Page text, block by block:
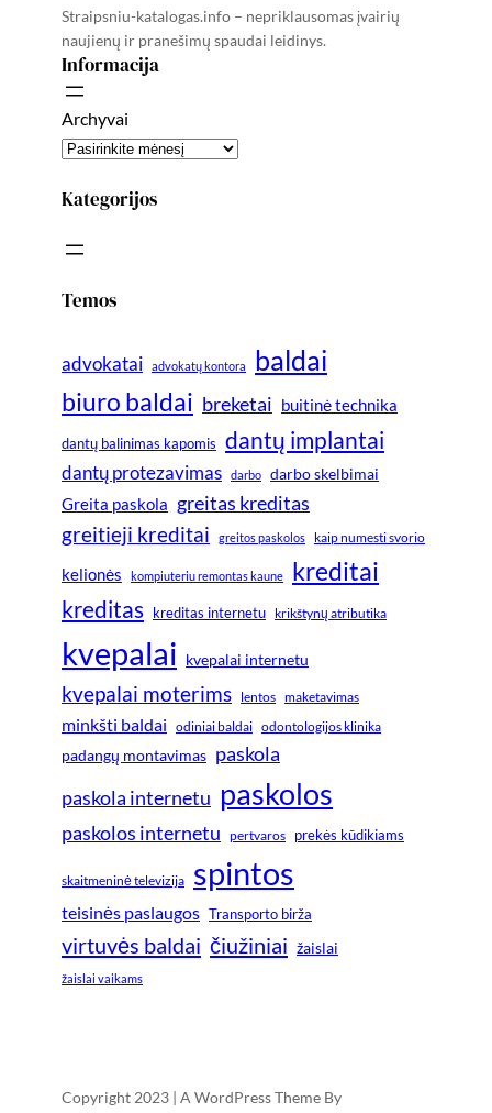
Straipsniu-katalogas.info – nepriklausomas įvairių
naujienų ir pranešimų spaudai leidinys.
Informacija
Archyvai
Kategorijos
Temos
advokatai advokatų kontora baldai
biuro baldai breketai buitinė technika
dantų balinimas kapomis dantų implantai
dantų protezavimas darbo darbo skelbimai
Greita paskola greitas kreditas
greitieji kreditai greitos paskolos kaip numesti svorio
kelionės kompiuteriu remontas kaune kreditai
kreditas kreditas internetu krikštynų atributika
kvepalai kvepalai internetu
kvepalai moterims lentos maketavimas
minkšti baldai odiniai baldai odontologijos klinika
padangų montavimas paskola
paskola internetu paskolos
paskolos internetu pertvaros prekės kūdikiams
skaitmeninė televizija spintos
teisinės paslaugos Transporto birža
virtuvės baldai čiužiniai žaislai
žaislai vaikams
Copyright 2023 | A WordPress Theme By